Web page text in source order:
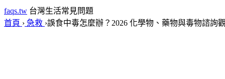
faqs.tw 台灣生活常見問題
首頁 › 急救 ›誤食中毒怎麼辦？2026 化學物、藥物與毒物諮詢